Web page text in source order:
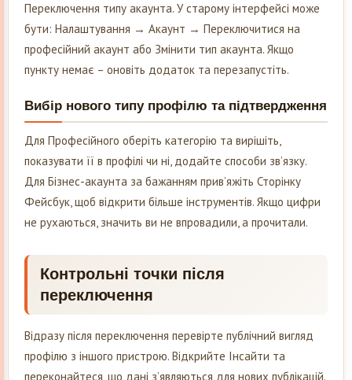
Переключення типу акаунта. У старому інтерфейсі може
бути: Налаштування → Акаунт → Переключитися на
професійний акаунт або Змінити тип акаунта. Якщо
пункту немає – оновіть додаток та перезапустіть.
Вибір нового типу профілю та підтвердження
Для Професійного оберіть категорію та вирішіть,
показувати її в профілі чи ні, додайте способи зв’язку.
Для Бізнес-акаунта за бажанням прив’яжіть Сторінку
Фейсбук, щоб відкрити більше інструментів. Якщо цифри
не рухаються, значить ви не впровадили, а прочитали.
Контрольні точки після
переключення
Відразу після переключення перевірте публічний вигляд
профілю з іншого пристрою. Відкрийте Інсайти та
переконайтеся, що дані з’являються для нових публікацій.